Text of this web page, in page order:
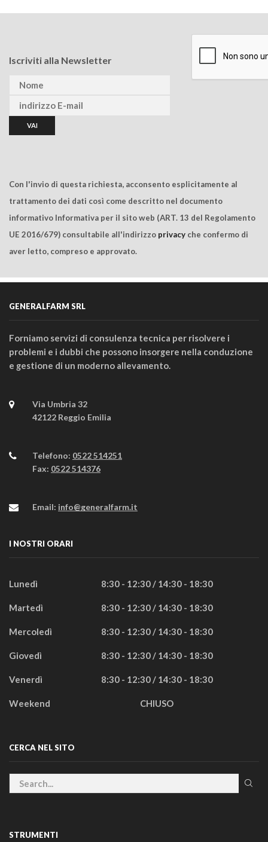
Iscriviti alla Newsletter
Con l'invio di questa richiesta, acconsento esplicitamente al
trattamento dei dati così come descritto nel documento
informativo Informativa per il sito web (ART. 13 del Regolamento
UE 2016/679) consultabile all'indirizzo privacy che confermo di
aver letto, compreso e approvato.
GENERALFARM SRL
Forniamo servizi di consulenza tecnica per risolvere i
problemi e i dubbi che possono insorgere nella conduzione
e gestione di un moderno allevamento.
Via Umbria 32
42122 Reggio Emilia
Telefono: 0522 514251
Fax: 0522 514376
Email: info@generalfarm.it
I NOSTRI ORARI
Lunedì 8:30 - 12:30 / 14:30 - 18:30
Martedì 8:30 - 12:30 / 14:30 - 18:30
Mercoledì 8:30 - 12:30 / 14:30 - 18:30
Giovedì 8:30 - 12:30 / 14:30 - 18:30
Venerdì 8:30 - 12:30 / 14:30 - 18:30
Weekend CHIUSO
CERCA NEL SITO
STRUMENTI